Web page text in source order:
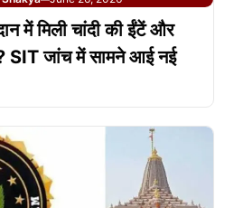
में मिली चांदी की ईंटें और
SIT जांच में सामने आई नई